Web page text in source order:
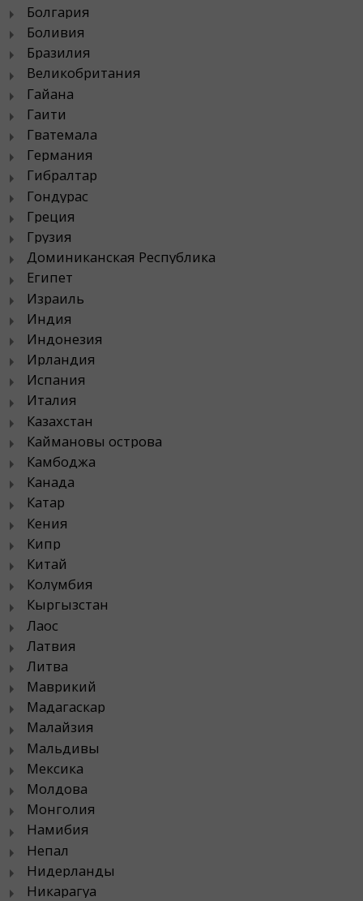
Болгария
Боливия
Бразилия
Великобритания
Гайана
Гаити
Гватемала
Германия
Гибралтар
Гондурас
Греция
Грузия
Доминиканская Республика
Египет
Израиль
Индия
Индонезия
Ирландия
Испания
Италия
Казахстан
Каймановы острова
Камбоджа
Канада
Катар
Кения
Кипр
Китай
Колумбия
Кыргызстан
Лаос
Латвия
Литва
Маврикий
Мадагаскар
Малайзия
Мальдивы
Мексика
Молдова
Монголия
Намибия
Непал
Нидерланды
Никарагуа